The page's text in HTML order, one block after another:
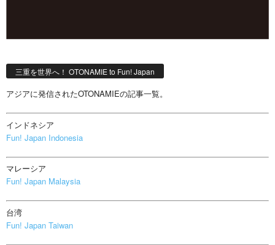
三重を世界へ！ OTONAMIE to Fun! Japan
アジアに発信されたOTONAMIEの記事一覧。
インドネシア
Fun! Japan Indonesia
マレーシア
Fun! Japan Malaysia
台湾
Fun! Japan Taiwan